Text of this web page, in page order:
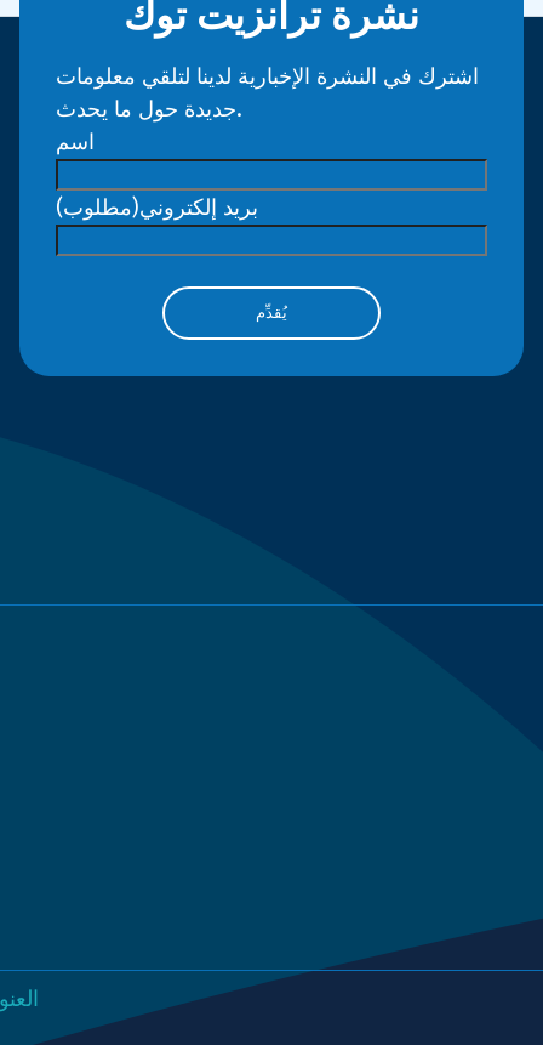
نشرة ترانزيت توك
اشترك في النشرة الإخبارية لدينا لتلقي معلومات
جديدة حول ما يحدث.
اسم
بريد إلكتروني(مطلوب)